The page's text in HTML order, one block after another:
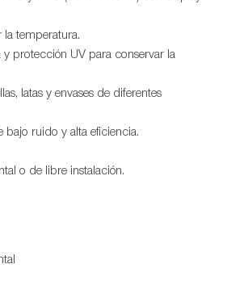
la temperatura.
y protección UV para conservar la
latas y envases de diferentes
bajo ruido y alta eficiencia.
o de libre instalación.